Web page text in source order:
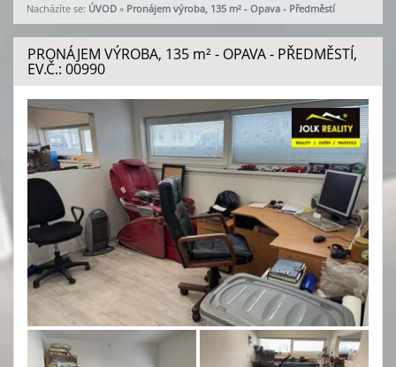
Nacházíte se: ÚVOD » Pronájem výroba, 135 m² - Opava - Předměstí
PRONÁJEM VÝROBA, 135 m²- OPAVA - PŘEDMĚSTÍ,
EV.Č.: 00990